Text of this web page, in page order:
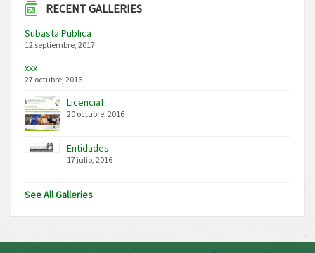
RECENT GALLERIES
Subasta Publica
12 septiembre, 2017
xxx
27 octubre, 2016
Licenciaf
20 octubre, 2016
Entidades
17 julio, 2016
See All Galleries